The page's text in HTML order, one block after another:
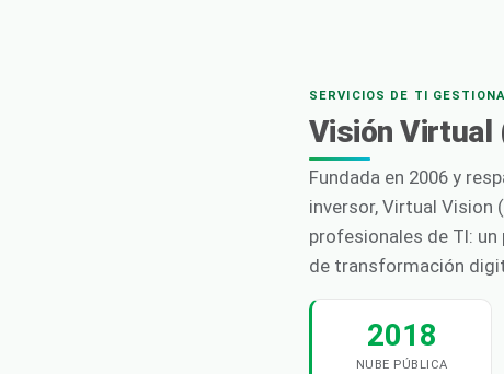
SERVICIOS DE TI
Visión Virtual
Fundada en 2006 y
inversor, Virtual Vision
profesionales de TI:
de transformación
2018
NUBE PÚBLICA